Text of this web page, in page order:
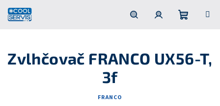
obsah
košík
Zvlhčovač FRANCO UX56-T,
3f
FRANCO